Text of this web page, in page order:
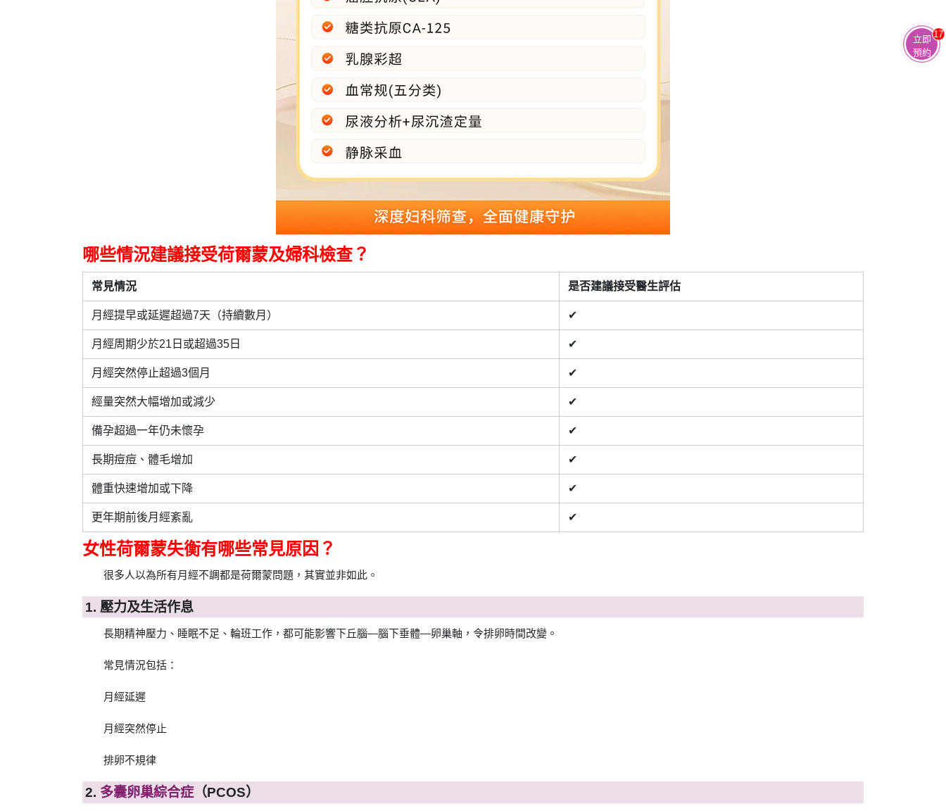
哪些情況建議接受荷爾蒙及婦科檢查？
常見情況 是否建議接受醫生評估
月經提早或延遲超過7天（持續數月） ✔
月經周期少於21日或超過35日 ✔
月經突然停止超過3個月 ✔
經量突然大幅增加或減少 ✔
備孕超過一年仍未懷孕 ✔
長期痘痘、體毛增加 ✔
體重快速增加或下降 ✔
更年期前後月經紊亂 ✔
女性荷爾蒙失衡有哪些常見原因？
很多人以為所有月經不調都是荷爾蒙問題，其實並非如此。
1. 壓力及生活作息
長期精神壓力、睡眠不足、輪班工作，都可能影響下丘腦—腦下垂體—卵巢軸，令排卵時間改變。
常見情況包括：
月經延遲
月經突然停止
排卵不規律
2. 多囊卵巢綜合症（PCOS）
立即
預約
17